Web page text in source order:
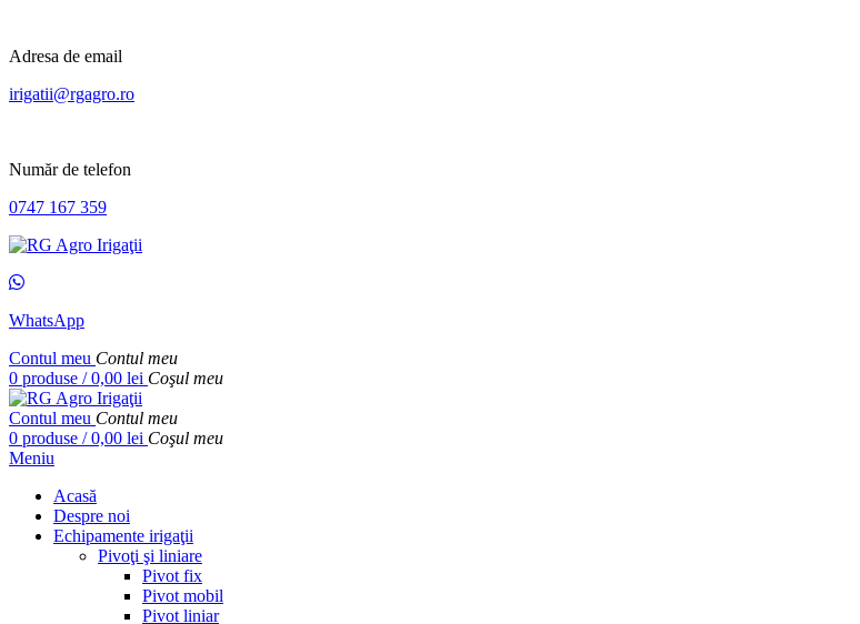
Adresa de email
irigatii@rgagro.ro
Număr de telefon
0747 167 359
WhatsApp
Contul meu Contul meu
0 produse / 0,00 lei Coşul meu
Contul meu Contul meu
0 produse / 0,00 lei Coşul meu
Meniu
Acasă
Despre noi
Echipamente irigaţii
Pivoţi şi liniare
Pivot fix
Pivot mobil
Pivot liniar